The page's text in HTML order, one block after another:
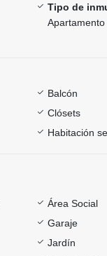
Tipo de
Apartamento
Balcón
Clósets
Habitación
Área Social
Garaje
Jardín